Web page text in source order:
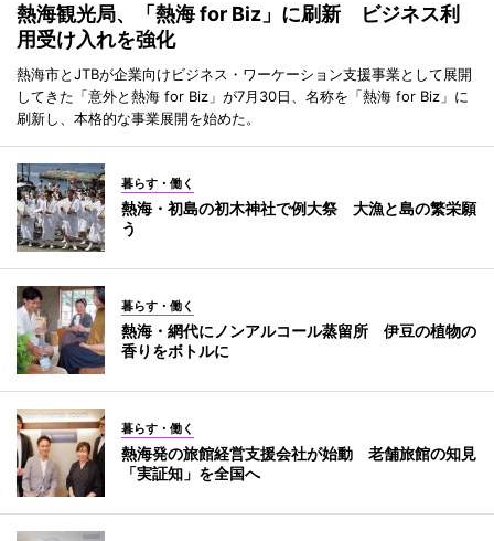
熱海観光局、「熱海 for Biz」に刷新 ビジネス利
用受け入れを強化
熱海市とJTBが企業向けビジネス・ワーケーション支援事業として展開
してきた「意外と熱海 for Biz」が7月30日、名称を「熱海 for Biz」に
刷新し、本格的な事業展開を始めた。
暮らす・働く
熱海・初島の初木神社で例大祭 大漁と島の繁栄願
う
暮らす・働く
熱海・網代にノンアルコール蒸留所 伊豆の植物の
香りをボトルに
暮らす・働く
熱海発の旅館経営支援会社が始動 老舗旅館の知見
「実証知」を全国へ